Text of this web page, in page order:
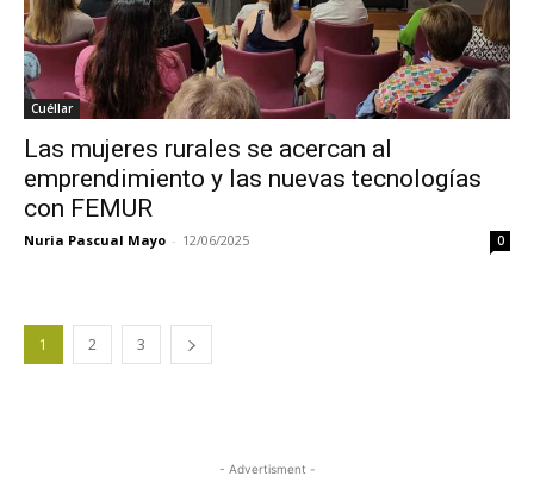
Cuéllar
Las mujeres rurales se acercan al
emprendimiento y las nuevas tecnologías
con FEMUR
Nuria Pascual Mayo - 12/06/2025 0
1 2 3
- Advertisment -